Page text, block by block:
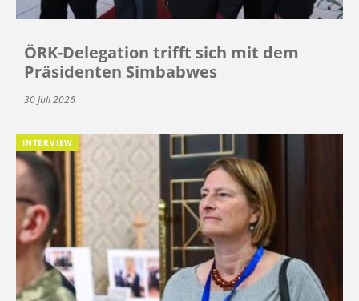
ÖRK-Delegation trifft sich mit dem
Präsidenten Simbabwes
30 Juli 2026
INTERVIEW